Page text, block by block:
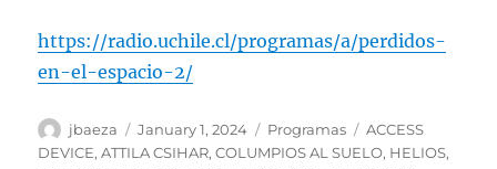
https://radio.uchile.cl/programas/a/perdidos-
en-el-espacio-2/
Author
jbaeza
Posted
on
January 1, 2024 Categories
Programas Tags
ACCESS
DEVICE,ATTILA CSIHAR,COLUMPIOS AL SUELO, HELIOS,